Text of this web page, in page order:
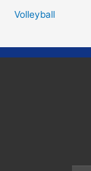
Volleyball